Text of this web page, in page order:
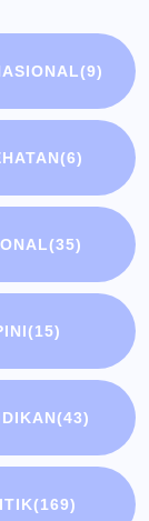
(9)
(6)
(35)
(15)
(43)
(169)